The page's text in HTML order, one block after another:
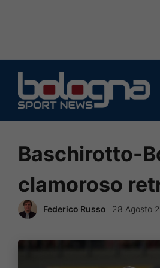
contenuto
Baschirotto-
clamoroso
Federico Russo 28 Agosto